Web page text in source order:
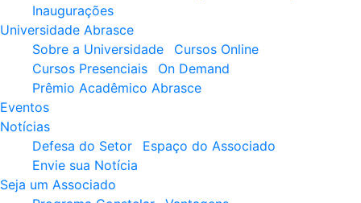
Inaugurações
Universidade Abrasce
Sobre a Universidade
Cursos Online
Cursos Presenciais
On Demand
Prêmio Acadêmico Abrasce
Eventos
Notícias
Defesa do Setor
Espaço do Associado
Envie sua Notícia
Seja um Associado